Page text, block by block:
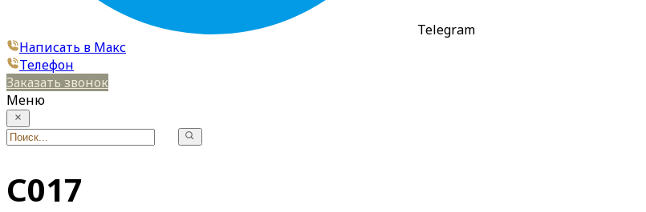
Telegram
Написать в Макс
Телефон
Заказать звонок
Меню
С017